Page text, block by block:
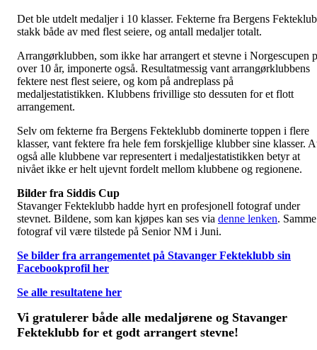
Det ble utdelt medaljer i 10 klasser. Fekterne fra Bergens
stakk både av med flest seiere, og antall medaljer totalt.
Arrangørklubben, som ikke har arrangert et stevne i Norgescupen
over 10 år, imponerte også. Resultatmessig vant arrangørklubbens
fektere nest flest seiere, og kom på andreplass på
medaljestatistikken. Klubbens frivillige sto dessuten for et flott
arrangement.
Selv om fekterne fra Bergens Fekteklubb dominerte toppen i flere
klasser, vant fektere fra hele fem forskjellige klubber sine klasser.
også alle klubbene var representert i medaljestatistikken betyr at
nivået ikke er helt ujevnt fordelt mellom klubbene og regionene.
Bilder fra Siddis Cup
Stavanger Fekteklubb hadde hyrt en profesjonell fotograf under
stevnet. Bildene, som kan kjøpes kan ses via denne lenken. Samme
fotograf vil være tilstede på Senior NM i Juni.
Se bilder fra arrangementet på Stavanger Fekteklubb sin
Facebookprofil her
Se alle resultatene her
Vi gratulerer både alle medaljørene og Stavanger
Fekteklubb for et godt arrangert stevne!